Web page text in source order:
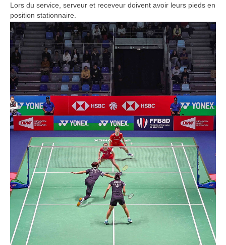
Lors du service, serveur et receveur doivent avoir leurs pieds en
position stationnaire.